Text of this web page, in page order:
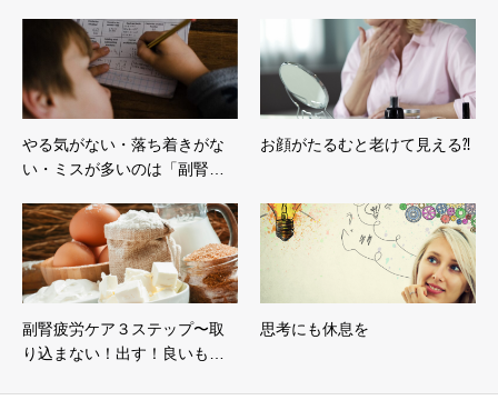
やる気がない・落ち着きがな
い・ミスが多いのは「副腎…
お顔がたるむと老けて見える⁈
副腎疲労ケア３ステップ〜取
り込まない！出す！良いも…
思考にも休息を